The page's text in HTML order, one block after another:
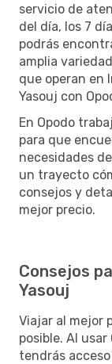
servicio de
del día, los 7
podrás
amplia
que operan en
Yasouj con
En Opodo
para que
necesidades
un trayecto
consejos y
mejor precio.
Consejos
Yasouj
Viajar al mejor
posible. Al
tendrás